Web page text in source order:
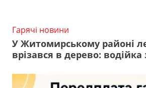
Гарячі новини
У Житомирському районі
врізався в дерево: водійка